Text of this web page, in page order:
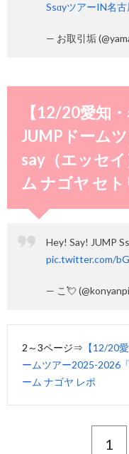
SsɑyツアーIN名古
— お取引垢
【12/20愛知
JUMPドーム
say（エッセ
ム ナゴヤ セト
Hey! Say! JUMP
pic.twitter.com/
— こ💘
2～3ページ⇒ 【12/20
ームツアー2025-2026
ーム ナゴヤ レポ
1